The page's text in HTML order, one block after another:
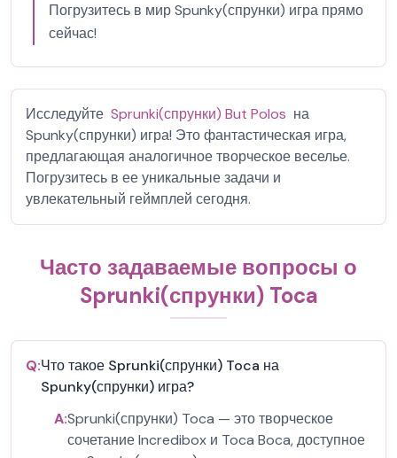
Погрузитесь в мир Spunky(спрунки) игра прямо
сейчас!
Исследуйте Sprunki(спрунки) But Polos на
Spunky(спрунки) игра! Это фантастическая игра,
предлагающая аналогичное творческое веселье.
Погрузитесь в ее уникальные задачи и
увлекательный геймплей сегодня.
Часто задаваемые вопросы о
Sprunki(спрунки) Toca
Q:Что такое Sprunki(спрунки) Toca на
Spunky(спрунки) игра?
A:Sprunki(спрунки) Toca — это творческое
сочетание Incredibox и Toca Boca, доступное